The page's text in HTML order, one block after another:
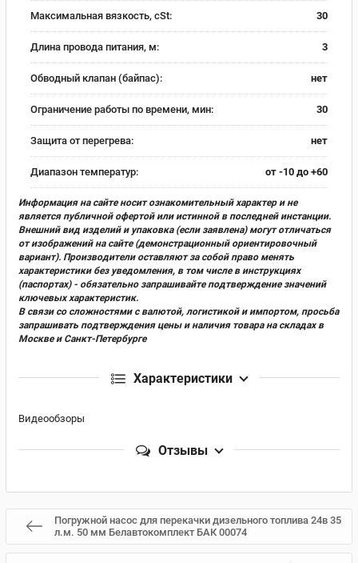
Максимальная вязкость, cSt: 30
Длина провода питания, м: 3
Обводный клапан (байпас): нет
Ограничение работы по времени, мин: 30
Защита от перегрева: нет
Диапазон температур: от -10 до +60
Информация на сайте носит ознакомительный характер и не
является публичной офертой или истинной в последней инстанции.
Внешний вид изделий и упаковка (если заявлена) могут отличаться
от изображений на сайте (демонстрационный ориентировочный
вариант). Производители оставляют за собой право менять
характеристики без уведомления, в том числе в инструкциях
(паспортах) - обязательно запрашивайте подтверждение значений
ключевых характеристик.
В связи со сложностями с валютой, логистикой и импортом, просьба
запрашивать подтверждения цены и наличия товара на складах в
Москве и Санкт-Петербурге
Характеристики
Видеообзоры
Отзывы
Погружной насос для перекачки дизельного топлива 24в 35
л.м. 50 мм Белавтокомплект БАК 00074